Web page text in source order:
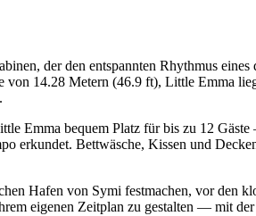
der den entspannten Rhythmus
von 14.28 Metern (46.9 ft), Little Emma
Emma bequem Platz für bis zu 12
erkundet. Bettwäsche, Kissen und
Hafen von Symi festmachen, vor den
eigenen Zeitplan zu gestalten — mit